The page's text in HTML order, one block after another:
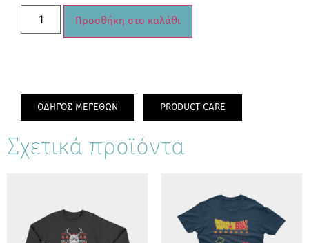
Προσθήκη στο καλάθι
ΟΔΗΓΟΣ ΜΕΓΕΘΩΝ PRODUCT CARE
Σχετικά προϊόντα